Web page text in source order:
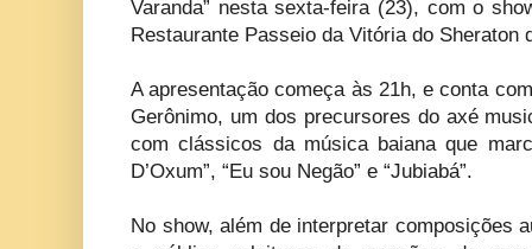
Varanda” nesta sexta-feira (23), com o
Restaurante Passeio da Vitória do Sheraton
A apresentação começa às 21h, e conta
Gerônimo, um dos precursores do axé
com clássicos da música baiana que
D’Oxum”, “Eu sou Negão” e “Jubiabá”.
No show, além de interpretar composições